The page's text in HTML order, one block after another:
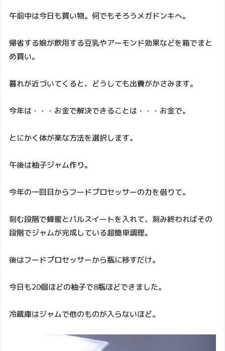
午前中は今日も買い物。何でもそろうメガドンキへ。
帰省する娘が飲用する豆乳やアーモンド効果などを箱でまと
め買い。
暮れが近づいてくると、どうしても出費がかさみます。
今年は・・・お金で解決できることは・・・お金で。
とにかく体が楽な方法を選択します。
午後は柚子ジャム作り。
今年の一回目からフードプロセッサーの力を借りて。
刻む段階で蜂蜜とパルスイートを入れて、刻み終わればその
段階でジャムが完成している超簡単調理。
後はフードプロセッサーから瓶に移すだけ。
今日も20個ほどの柚子で8瓶ほどできました。
冷蔵庫はジャムで他のものが入らないほど。